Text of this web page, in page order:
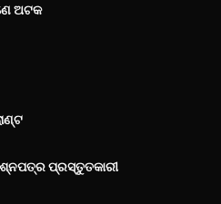
ଅଟକ
ପ୍ରସ୍ତୁତକାରୀ